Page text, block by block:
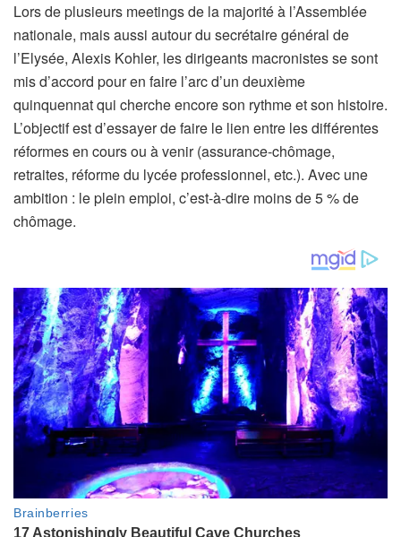
à
n
o
s
a
b
o
n
n
Lors de plusieurs meetings de la majorité à l’Assemblée
nationale, mais aussi autour du secrétaire général de
l’Elysée, Alexis Kohler, les dirigeants macronistes se sont
mis d’accord pour en faire l’arc d’un deuxième
quinquennat qui cherche encore son rythme et son histoire.
L’objectif est d’essayer de faire le lien entre les différentes
réformes en cours ou à venir (assurance-chômage,
retraites, réforme du lycée professionnel, etc.). Avec une
ambition : le plein emploi, c’est-à-dire moins de 5 % de
chômage.